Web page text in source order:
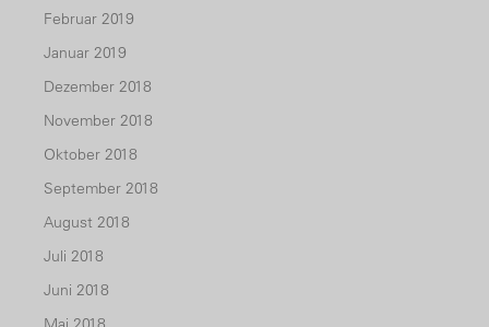
Februar 2019
Januar 2019
Dezember 2018
November 2018
Oktober 2018
September 2018
August 2018
Juli 2018
Juni 2018